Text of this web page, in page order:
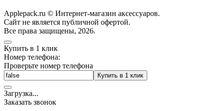
Applepack.ru © Интернет-магазин аксессуаров.
Cайт не является публичной офертой.
Все права защищены, 2026.
Купить в 1 клик
Номер телефона:
Проверьте номер телефона
Купить в 1 клик
Загрузка...
Заказать звонок